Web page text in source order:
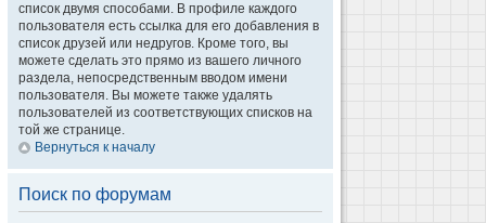
список двумя способами. В профиле каждого
пользователя есть ссылка для его добавления в
список друзей или недругов. Кроме того, вы
можете сделать это прямо из вашего личного
раздела, непосредственным вводом имени
пользователя. Вы можете также удалять
пользователей из соответствующих списков на
той же странице.
Вернуться к началу
Поиск по форумам